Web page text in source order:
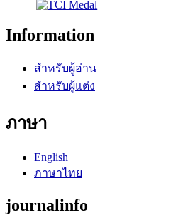
Information
สำหรับผู้อ่าน
สำหรับผู้แต่ง
ภาษา
English
ภาษาไทย
journalinfo